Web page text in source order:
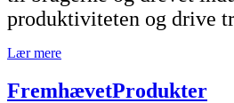
produktiviteten og drive
Lær mere
FremhævetProdukter